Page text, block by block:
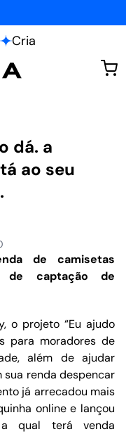
Cria
dá. a
ao seu
de camisetas
de captação de
o projeto “Eu ajudo
para moradores de
além de ajudar
renda despencar
já arrecadou mais
online e lançou
a qual terá venda